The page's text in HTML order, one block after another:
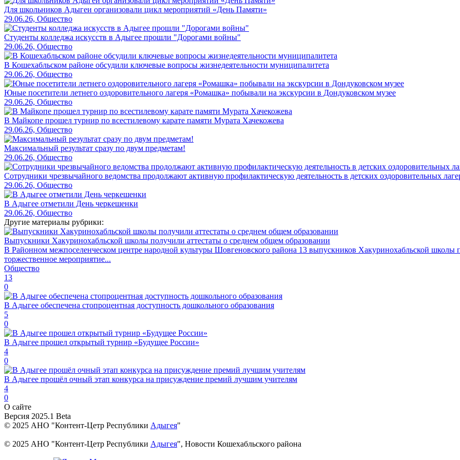
Для школьников Адыгеи организовали цикл мероприятий «День Памяти»
29.06.26, Общество
Студенты колледжа искусств в Адыгее прошли "Дорогами войны"
29.06.26, Общество
В Кошехабльском районе обсудили ключевые вопросы жизнедеятельности муниципалитета
29.06.26, Общество
Юные посетители летнего оздоровительного лагеря «Ромашка» побывали на экскурсии в Дондуковском музее
29.06.26, Общество
В Майкопе прошел турнир по всестилевому карате памяти Мурата Хачекожева
29.06.26, Общество
Максимальный результат сразу по двум предметам!
29.06.26, Общество
Сотрудники чрезвычайного ведомства продолжают активную профилактическую деятельность в детских оздоровительных
29.06.26, Общество
В Адыгее отметили День черкешенки
29.06.26, Общество
Другие материалы рубрики:
Выпускники Хакуринохабльской школы получили аттестаты о среднем общем образовании
В Районном межпоселенческом центре народной культуры Шовгеновского района 13 выпускников Хакуринохабльской школы
торжественное мероприятие...
Общество
13
0
В Адыгее обеспечена стопроцентная доступность дошкольного образования
5
0
В Адыгее прошел открытый турнир «Будущее России»
4
0
В Адыгее прошёл очный этап конкурса на присуждение премий лучшим учителям
4
0
О сайте
Версия 2025.1 Beta
© 2025 АНО "Контент-Цетр Республики Адыгея"
© 2025 АНО "Контент-Цетр Республики Адыгея", Новости Кошехабльского района